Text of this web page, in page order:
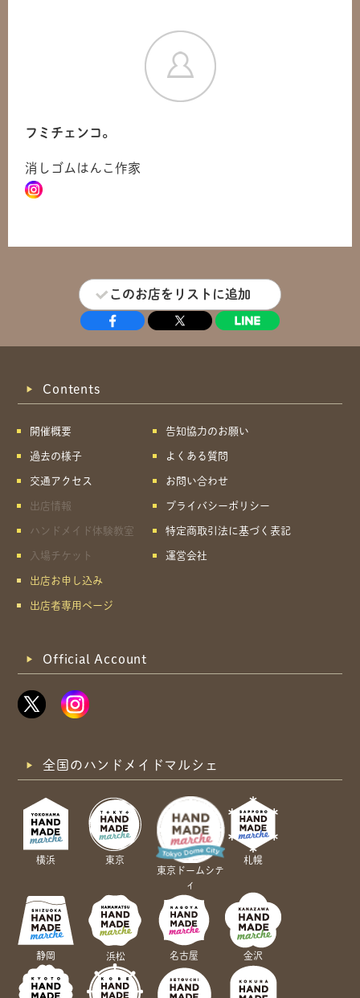
フミチェンコ。
消しゴムはんこ作家
このお店をリストに追加
Contents
開催概要
過去の様子
交通アクセス
出店情報
ハンドメイド体験教室
入場チケット
出店お申し込み
出店者専用ページ
告知協力のお願い
よくある質問
お問い合わせ
プライバシーポリシー
特定商取引法に基づく表記
運営会社
Official Account
全国のハンドメイドマルシェ
横浜
東京
東京ドームシテ
ィ
札幌
静岡 浜松 名古屋 金沢